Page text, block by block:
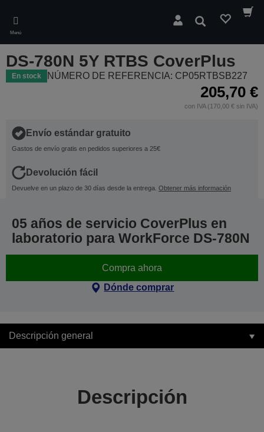
main
content
Menú
Buscar
DS-780N 5Y RTBS CoverPlus
En stock NÚMERO DE REFERENCIA: CP05RTBSB227
205,70 €
con IVA (170,00 € sin IVA)
Envío estándar gratuito
Gastos de envío gratis en pedidos superiores a 25€
Devolución fácil
Devuelve en un plazo de 30 días desde la entrega. Obtener más información
05 años de servicio CoverPlus en
laboratorio para WorkForce DS-780N
Compra ahora
Dónde comprar
Descripción general
Descripción